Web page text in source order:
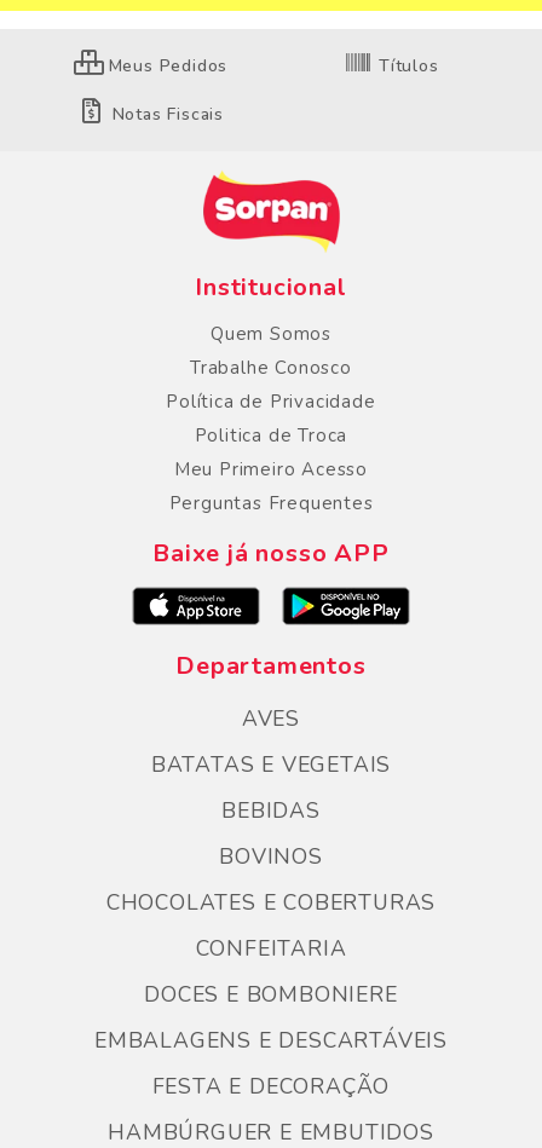
Meus Pedidos Títulos
Notas Fiscais
Institucional
Quem Somos
Trabalhe Conosco
Política de Privacidade
Politica de Troca
Meu Primeiro Acesso
Perguntas Frequentes
Baixe já nosso APP
Departamentos
AVES
BATATAS E VEGETAIS
BEBIDAS
BOVINOS
CHOCOLATES E COBERTURAS
CONFEITARIA
DOCES E BOMBONIERE
EMBALAGENS E DESCARTÁVEIS
FESTA E DECORAÇÃO
HAMBÚRGUER E EMBUTIDOS